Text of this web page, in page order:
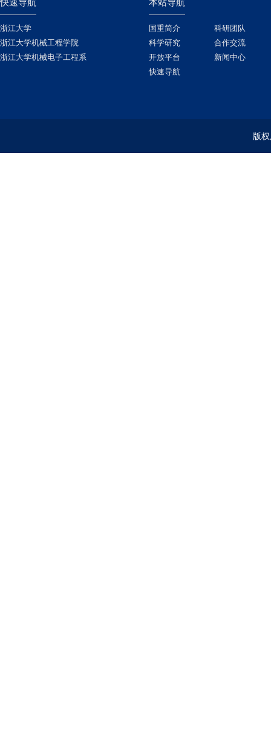
快速导航
浙江大学
浙江大学机械工程学院
浙江大学机械电子工程系
本站导航
国重简介
科研团队
科学研究
合作交流
开放平台
新闻中心
快速导航
版